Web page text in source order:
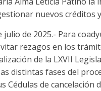
nuevos créditos
julio de 2025.- Para
rezagos en los
de la LXVII
distintas fases del
Cédulas de cancelación